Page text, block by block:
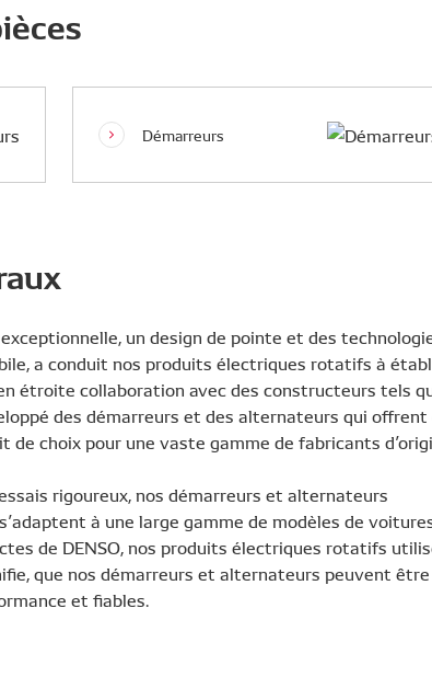
Démarreurs
un design de pointe et des
a conduit nos produits électriques rotatifs à
étroite collaboration avec des constructeurs tels
des démarreurs et des alternateurs qui offrent
choix pour une vaste gamme de fabricants
rigoureux, nos démarreurs et alternateurs
à une large gamme de modèles de
de DENSO, nos produits électriques rotatifs
que nos démarreurs et alternateurs peuvent être
et fiables.